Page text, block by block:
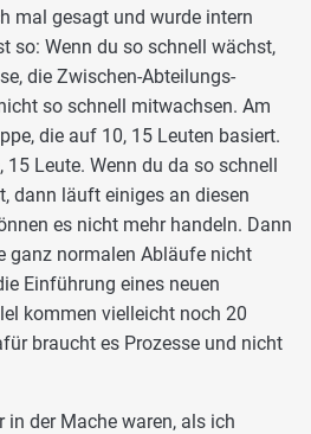
mal gesagt und wurde intern
so: Wenn du so schnell wächst,
die Zwischen-Abteilungs-
so schnell mitwachsen. Am
die auf 10, 15 Leuten basiert.
Leute. Wenn du da so schnell
dann läuft einiges an diesen
es nicht mehr handeln. Dann
ganz normalen Abläufe nicht
Einführung eines neuen
kommen vielleicht noch 20
braucht es Prozesse und nicht
in der Mache waren, als ich